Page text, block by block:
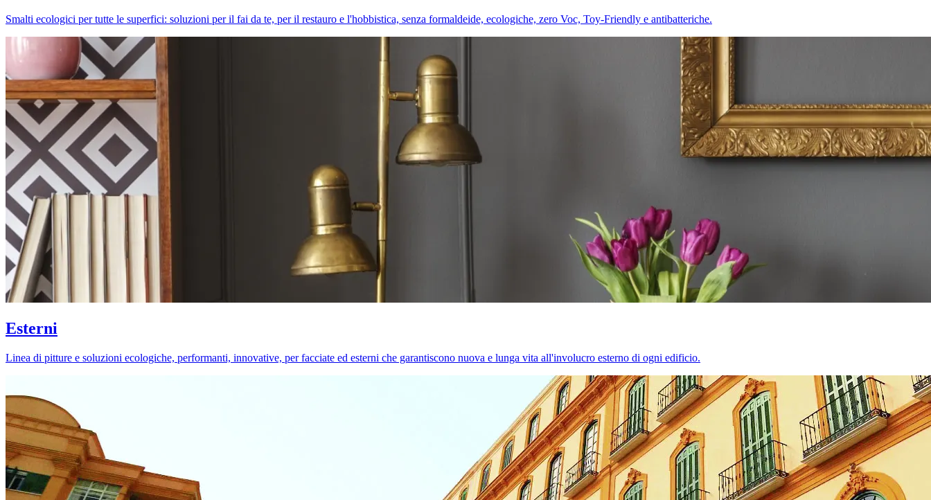
Smalti ecologici per tutte le superfici: soluzioni per il fai da te, per il restauro e l'hobbistica, senza formaldeide, ecologiche, zero Voc, Toy-Friendly e antibatteriche.
Esterni
Linea di pitture e soluzioni ecologiche, performanti, innovative, per facciate ed esterni che garantiscono nuova e lunga vita all'involucro esterno di ogni edificio.